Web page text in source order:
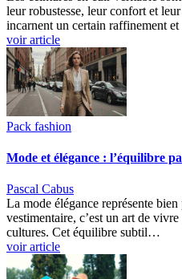
leur robustesse, leur confort et
incarnent un certain raffinement
voir article
Pack fashion
Mode et élégance : l’équilibre
Pascal Cabus
La mode élégance représente
vestimentaire, c’est un art de
cultures. Cet équilibre subtil…
voir article